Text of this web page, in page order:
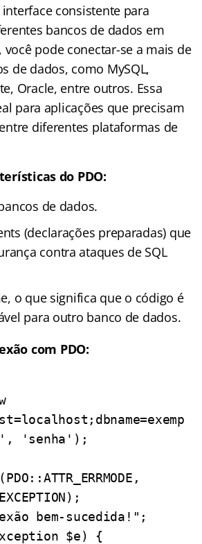
consistente para
bancos de dados em
você pode conectar-se a mais de
de dados, como MySQL,
Oracle, entre outros. Essa
para aplicações que precisam
diferentes plataformas de
do PDO:
de dados.
(declarações preparadas) que
contra ataques de SQL
o que significa que o código é
para outro banco de dados.
com PDO:
'senha');
$e) {